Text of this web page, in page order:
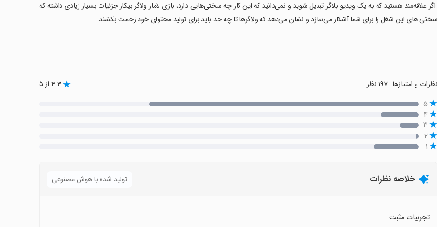
‏ اگر علاقه‌مند هستید که به یک ویدیو بلاگر تبدیل شوید و نمی‌دانید که این کار چه سختی‌هایی دارد، بازی لامار ولاگر بیکار جزئیات بسیار زیادی داشته که
سختی های این شغل را برای شما آشکار می‌سازد و نشان می‌دهد که ولاگر‌ها تا چه حد باید برای تولید محتوای خود زحمت بکشند.
نظرات و امتیازها ۱۹۷ نظر ۴.۳ از ۵
۵
۴
۳
۲
۱
خلاصه نظرات تولید شده با هوش مصنوعی
تجربیات مثبت